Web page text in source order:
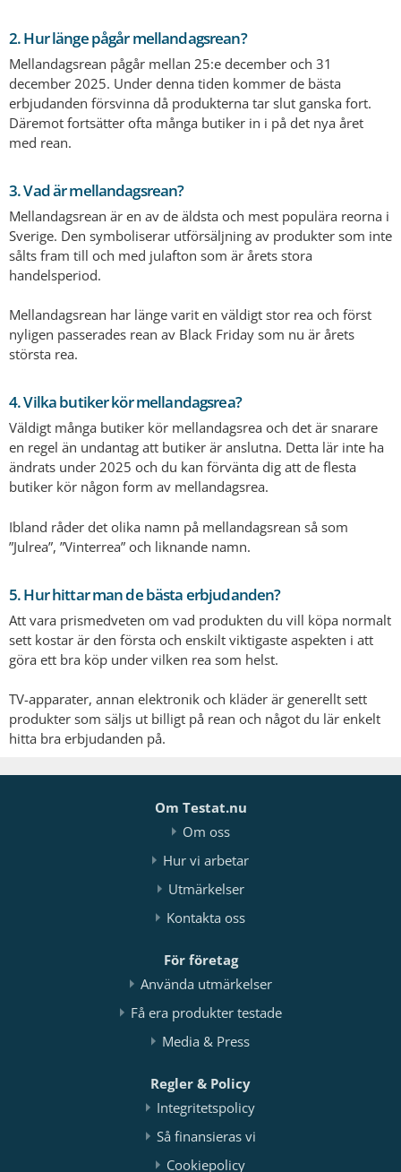
2. Hur länge pågår mellandagsrean?
Mellandagsrean pågår mellan 25:e december och 31
december 2025. Under denna tiden kommer de bästa
erbjudanden försvinna då produkterna tar slut ganska fort.
Däremot fortsätter ofta många butiker in i på det nya året
med rean.
3. Vad är mellandagsrean?
Mellandagsrean är en av de äldsta och mest populära reorna i
Sverige. Den symboliserar utförsäljning av produkter som inte
sålts fram till och med julafton som är årets stora
handelsperiod.
Mellandagsrean har länge varit en väldigt stor rea och först
nyligen passerades rean av Black Friday som nu är årets
största rea.
4. Vilka butiker kör mellandagsrea?
Väldigt många butiker kör mellandagsrea och det är snarare
en regel än undantag att butiker är anslutna. Detta lär inte ha
ändrats under 2025 och du kan förvänta dig att de flesta
butiker kör någon form av mellandagsrea.
Ibland råder det olika namn på mellandagsrean så som
”Julrea”, ”Vinterrea” och liknande namn.
5. Hur hittar man de bästa erbjudanden?
Att vara prismedveten om vad produkten du vill köpa normalt
sett kostar är den första och enskilt viktigaste aspekten i att
göra ett bra köp under vilken rea som helst.
TV-apparater, annan elektronik och kläder är generellt sett
produkter som säljs ut billigt på rean och något du lär enkelt
hitta bra erbjudanden på.
Om Testat.nu
Om oss
Hur vi arbetar
Utmärkelser
Kontakta oss
För företag
Använda utmärkelser
Få era produkter testade
Media & Press
Regler & Policy
Integritetspolicy
Så finansieras vi
Cookiepolicy